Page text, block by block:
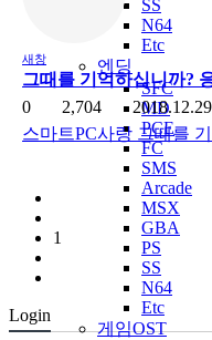
SS
N64
Etc
엔딩
SFC
MD
PCE
FC
SMS
Arcade
MSX
GBA
PS
SS
N64
Etc
게임OST
새창
그때를 기억하십니까?
0
2,704
스마트PC사랑 그때를
1
Login